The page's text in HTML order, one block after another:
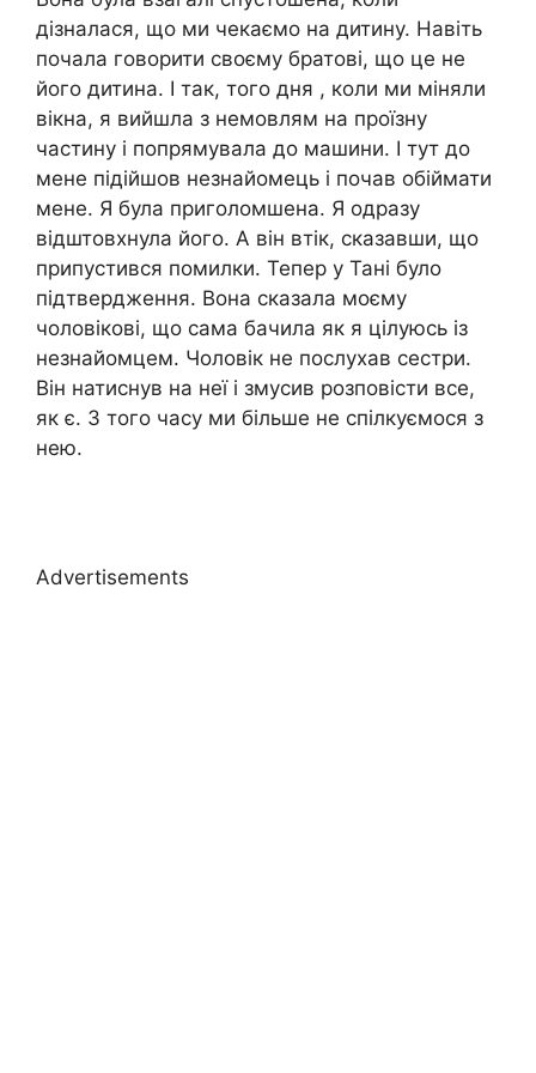
дізналася, що ми чекаємо на дитину. Навіть
почала говорити своєму братові, що це не
його дитина. І так, того дня , коли ми міняли
вікна, я вийшла з немовлям на проїзну
частину і попрямувала до машини. І тут до
мене підійшов незнайомець і почав обіймати
мене. Я була приголомшена. Я одразу
відштовхнула його. А він втік, сказавши, що
припустився помилки. Тепер у Тані було
підтвердження. Вона сказала моєму
чоловікові, що сама бачила як я цілуюсь із
незнайомцем. Чоловік не послухав сестри.
Він натиснув на неї і змусив розповісти все,
як є. З того часу ми більше не спілкуємося з
нею.
Advertisements